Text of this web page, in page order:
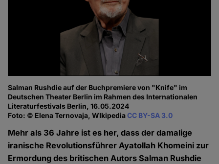
Salman Rushdie auf der Buchpremiere von "Knife" im
Deutschen Theater Berlin im Rahmen des Internationalen
Literaturfestivals Berlin, 16.05.2024
Foto: © Elena Ternovaja, WIkipediaCC BY-SA 3.0
Mehr als 36 Jahre ist es her, dass der damalige
iranische Revolutionsführer Ayatollah Khomeini zur
Ermordung des britischen Autors Salman Rushdie